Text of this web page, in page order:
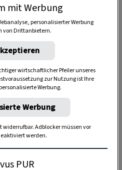
mit Werbung
personalisierter Werbung
von Drittanbietern.
wirtschaftlicher Pfeiler unseres
zur Nutzung ist Ihre
Werbung.
Werbung
Adblocker müssen vor
werden.
PUR